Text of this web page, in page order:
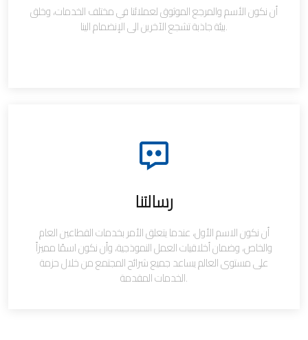
أن نكون الأسم والمرجع الموثوق لعملائنا في مختلف الخدمات، وخلق
بيئة جاذبة تشجع الآخرين الى الإنضمام الينا.
رسالتنا
أن نكون الاسم الأول، عندما يتعلق الأمر بخدمات القطاعين العام
والخاص، وضمان أخلاقيات العمل النموذجية، وأن نكون اسمًا مميزاً
على مستوى العالم يساعد جميع شرائح المجتمع من خلال حزمة
الخدمات المقدمة.